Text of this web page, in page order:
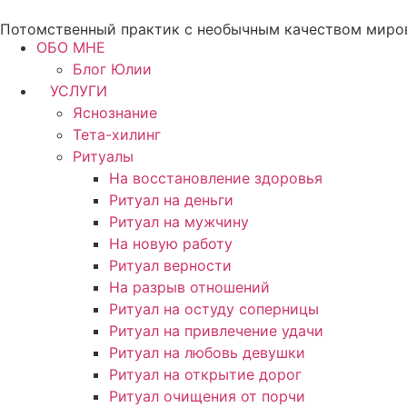
к
содержимому
Потомственный практик с необычным качеством
ОБО МНЕ
Блог Юлии
УСЛУГИ
Яснознание
Тета-хилинг
Ритуалы
На восстановление здоровья
Ритуал на деньги
Ритуал на мужчину
На новую работу
Ритуал верности
На разрыв отношений
Ритуал на остуду соперницы
Ритуал на привлечение удачи
Ритуал на любовь девушки
Ритуал на открытие дорог
Ритуал очищения от порчи